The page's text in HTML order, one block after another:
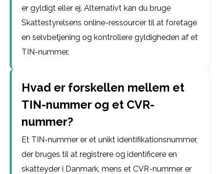
er gyldigt eller ej. Alternativt kan du bruge
Skattestyrelsens online-ressourcer til at foretage
en selvbetjening og kontrollere gyldigheden af et
TIN-nummer.
Hvad er forskellen mellem et
TIN-nummer og et CVR-
nummer?
Et TIN-nummer er et unikt identifikationsnummer,
der bruges til at registrere og identificere en
skatteyder i Danmark, mens et CVR-nummer er